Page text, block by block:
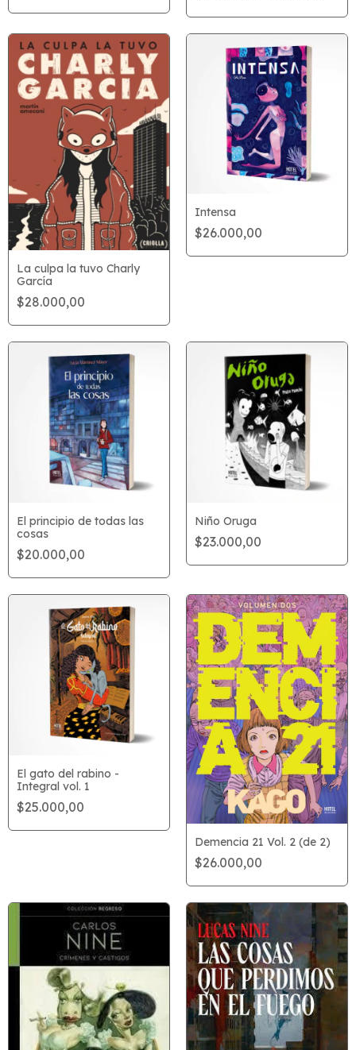
La culpa la tuvo Charly
García
$28.000,00
Intensa
$26.000,00
El principio de todas las
cosas
$20.000,00
Niño Oruga
$23.000,00
El gato del rabino -
Integral vol. 1
$25.000,00
Demencia 21 Vol. 2 (de 2)
$26.000,00